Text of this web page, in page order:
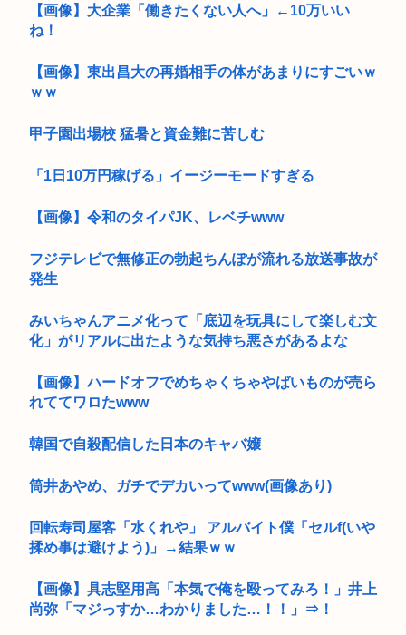
【画像】大企業「働きたくない人へ」←10万いい
ね！
【画像】東出昌大の再婚相手の体があまりにすごいｗ
ｗｗ
甲子園出場校 猛暑と資金難に苦しむ
「1日10万円稼げる」イージーモードすぎる
【画像】令和のタイパJK、レベチwww
フジテレビで無修正の勃起ちんぽが流れる放送事故が
発生
みいちゃんアニメ化って「底辺を玩具にして楽しむ文
化」がリアルに出たような気持ち悪さがあるよな
【画像】ハードオフでめちゃくちゃやばいものが売ら
れててワロたwww
韓国で自殺配信した日本のキャバ嬢
筒井あやめ、ガチでデカいってwww(画像あり)
回転寿司屋客「水くれや」 アルバイト僕「セルf(いや
揉め事は避けよう)」→結果ｗｗ
【画像】具志堅用高「本気で俺を殴ってみろ！」井上
尚弥「マジっすか…わかりました…！！」⇒！